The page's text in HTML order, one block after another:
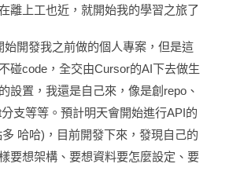
離上工也近，就開始我的學習之旅了
始開發我之前做的個人專案，但是這
碰code，全交由Cursor的AI下去做生
設置，我還是自己來，像是創repo、
支等等。預計明天會開始進行API的
哈哈)，目前開發下來，發現自己的
要想架構、要想資料要怎麼設定、要